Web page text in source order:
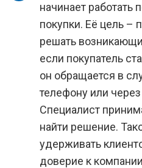
начинает работать
покупки. Её цель –
решать
если покупатель
он обращается в
телефону или
Специалист
найти решение.
удерживать
доверие к